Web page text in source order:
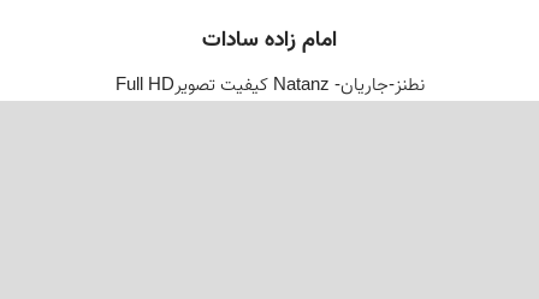
امام زاده سادات
نطنز-جاریان- Natanz کیفیت تصویرFull HD